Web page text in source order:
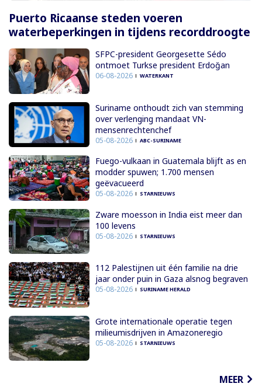
Puerto Ricaanse steden voeren
waterbeperkingen in tijdens recorddroogte
SFPC-president Georgesette Sédo
ontmoet Turkse president Erdoğan
06-08-2026 WATERKANT
Suriname onthoudt zich van stemming
over verlenging mandaat VN-
mensenrechtenchef
05-08-2026 ABC-SURINAME
Fuego-vulkaan in Guatemala blijft as en
modder spuwen; 1.700 mensen
geëvacueerd
05-08-2026 STARNIEUWS
Zware moesson in India eist meer dan
100 levens
05-08-2026 STARNIEUWS
112 Palestijnen uit één familie na drie
jaar onder puin in Gaza alsnog begraven
05-08-2026 SURINAME HERALD
Grote internationale operatie tegen
milieumisdrijven in Amazoneregio
05-08-2026 STARNIEUWS
MEER